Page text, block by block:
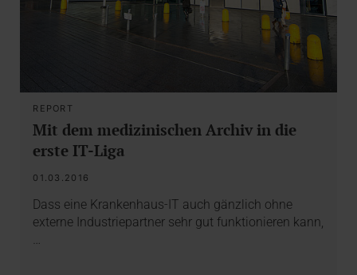
REPORT
Mit dem medizinischen Archiv in die
erste IT-Liga
01.03.2016
Dass eine Krankenhaus-IT auch gänzlich ohne
externe Industriepartner sehr gut funktionieren kann,
…